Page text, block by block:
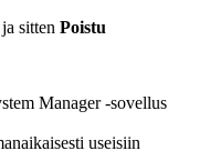
ja sitten Poistu
Manager -sovellus
useisiin